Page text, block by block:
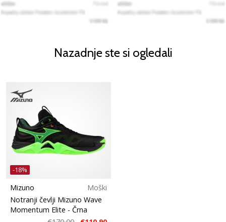
Nazadnje ste si ogledali
-18%
Mizuno
Moški
Notranji čevlji Mizuno Wave
Momentum Elite - Črna